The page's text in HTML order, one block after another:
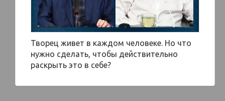
Творец живет в каждом человеке. Но что
нужно сделать, чтобы действительно
раскрыть это в себе?